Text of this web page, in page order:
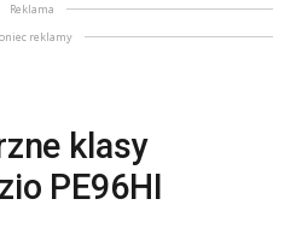
Reklama
reklamy
klasy
PE96HI